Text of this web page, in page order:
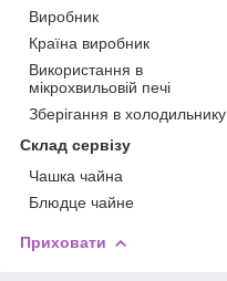
Виробник
Країна виробник
Використання в
мікрохвильовій печі
Зберігання в холодильнику
Склад сервізу
Чашка чайна
Блюдце чайне
Приховати